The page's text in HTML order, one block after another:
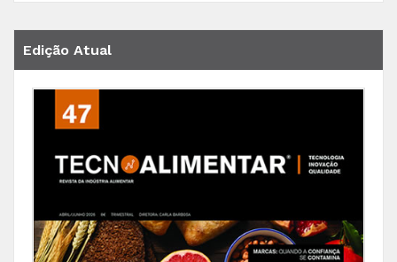
Edição Atual